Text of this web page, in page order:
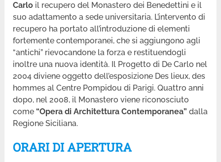
Carlo il recupero del Monastero dei Benedettini e il
suo adattamento a sede universitaria. L’intervento di
recupero ha portato all’introduzione di elementi
fortemente contemporanei, che si aggiungono agli
“antichi” rievocandone la forza e restituendogli
inoltre una nuova identità. Il Progetto di De Carlo nel
2004 diviene oggetto dell’esposizione Des lieux, des
hommes al Centre Pompidou di Parigi. Quattro anni
dopo, nel 2008, il Monastero viene riconosciuto
come “Opera di Architettura Contemporanea” dalla
Regione Siciliana.
ORARI DI APERTURA